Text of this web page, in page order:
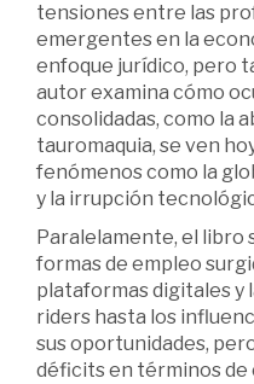
tensiones entre las
emergentes en la
enfoque jurídico, pero
autor examina cómo
consolidadas, como la
tauromaquia, se ven
fenómenos como la
y la irrupción
Paralelamente, el libro
formas de empleo
plataformas digitales y
riders hasta los
sus oportunidades,
déficits en términos